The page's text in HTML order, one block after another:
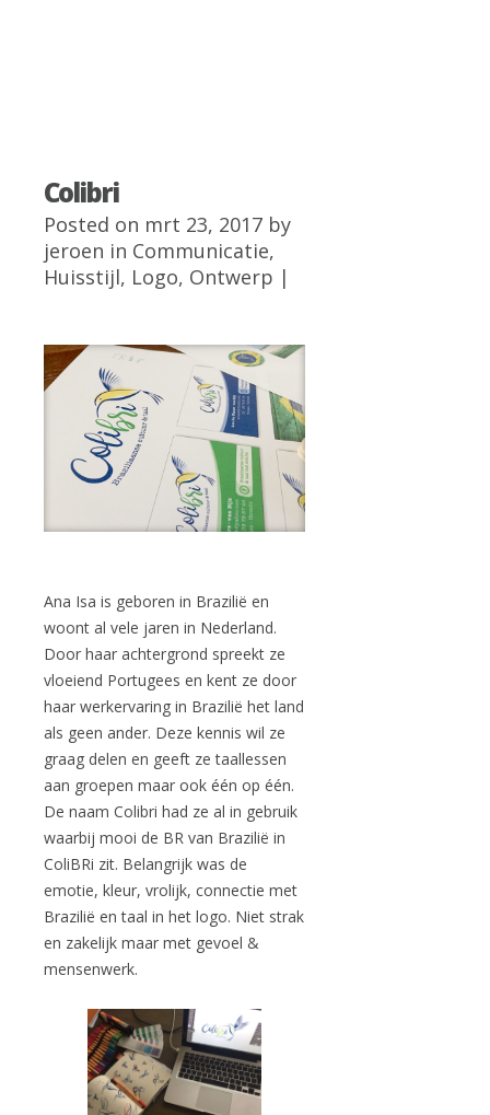
Colibri
Posted on mrt 23, 2017 by
jeroen in Communicatie,
Huisstijl, Logo, Ontwerp |
Ana Isa is geboren in Brazilië en
woont al vele jaren in Nederland.
Door haar achtergrond spreekt ze
vloeiend Portugees en kent ze door
haar werkervaring in Brazilië het land
als geen ander. Deze kennis wil ze
graag delen en geeft ze taallessen
aan groepen maar ook één op één.
De naam Colibri had ze al in gebruik
waarbij mooi de BR van Brazilië in
ColiBRi zit. Belangrijk was de
emotie, kleur, vrolijk, connectie met
Brazilië en taal in het logo. Niet strak
en zakelijk maar met gevoel &
mensenwerk.